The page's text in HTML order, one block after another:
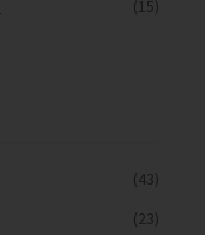
(15)
(43)
(23)